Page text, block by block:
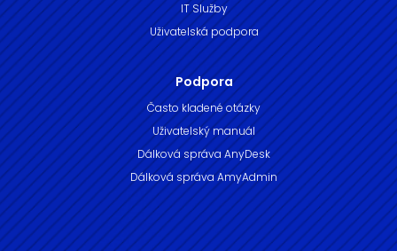
IT Služby
Uživatelská podpora
Podpora
Často kladené otázky
Uživatelský manuál
Dálková správa AnyDesk
Dálková správa AmyAdmin